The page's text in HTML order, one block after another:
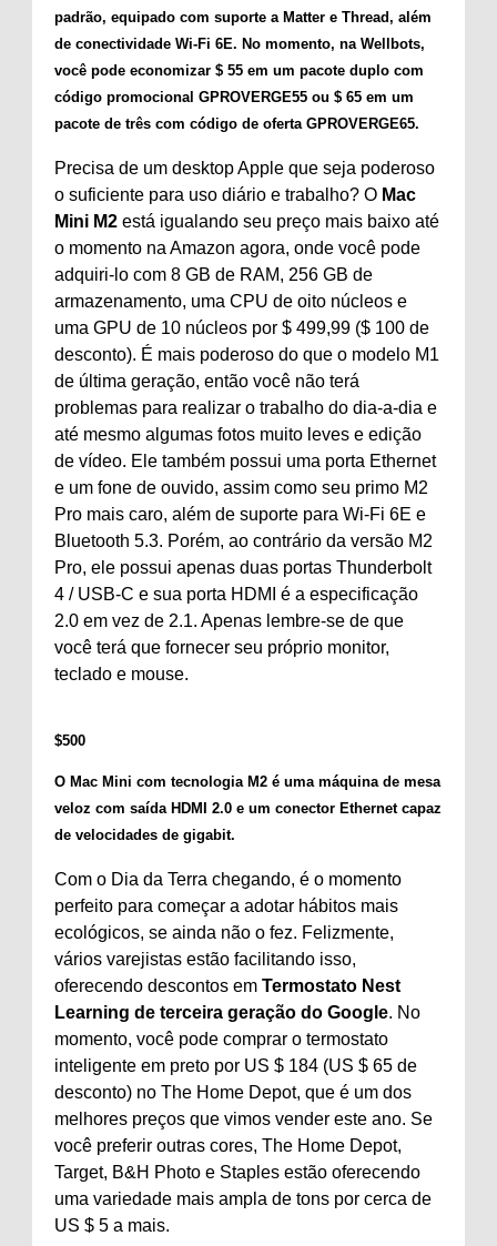
padrão, equipado com suporte a Matter e Thread, além
de conectividade Wi-Fi 6E. No momento, na Wellbots,
você pode economizar $ 55 em um pacote duplo com
código promocional GPROVERGE55 ou $ 65 em um
pacote de três com código de oferta GPROVERGE65.
Precisa de um desktop Apple que seja poderoso
o suficiente para uso diário e trabalho? O Mac
Mini M2 está igualando seu preço mais baixo até
o momento na Amazon agora, onde você pode
adquiri-lo com 8 GB de RAM, 256 GB de
armazenamento, uma CPU de oito núcleos e
uma GPU de 10 núcleos por $ 499,99 ($ ​​100 de
desconto). É mais poderoso do que o modelo M1
de última geração, então você não terá
problemas para realizar o trabalho do dia-a-dia e
até mesmo algumas fotos muito leves e edição
de vídeo. Ele também possui uma porta Ethernet
e um fone de ouvido, assim como seu primo M2
Pro mais caro, além de suporte para Wi-Fi 6E e
Bluetooth 5.3. Porém, ao contrário da versão M2
Pro, ele possui apenas duas portas Thunderbolt
4 / USB-C e sua porta HDMI é a especificação
2.0 em vez de 2.1. Apenas lembre-se de que
você terá que fornecer seu próprio monitor,
teclado e mouse.
$500
O Mac Mini com tecnologia M2 é uma máquina de mesa
veloz com saída HDMI 2.0 e um conector Ethernet capaz
de velocidades de gigabit.
Com o Dia da Terra chegando, é o momento
perfeito para começar a adotar hábitos mais
ecológicos, se ainda não o fez. Felizmente,
vários varejistas estão facilitando isso,
oferecendo descontos em Termostato Nest
Learning de terceira geração do Google. No
momento, você pode comprar o termostato
inteligente em preto por US $ 184 (US $ 65 de
desconto) no The Home Depot, que é um dos
melhores preços que vimos vender este ano. Se
você preferir outras cores, The Home Depot,
Target, B&H Photo e Staples estão oferecendo
uma variedade mais ampla de tons por cerca de
US $ 5 a mais.